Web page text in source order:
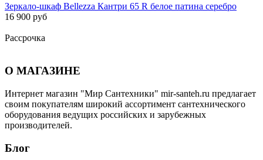
Зеркало-шкаф Bellezza Кантри 65 R белое патина серебро
16 900 руб
Рассрочка
О МАГАЗИНЕ
Интернет магазин "Мир Сантехники" mir-santeh.ru предлагает
своим покупателям широкий ассортимент сантехнического
оборудования ведущих российских и зарубежных
производителей.
Блог